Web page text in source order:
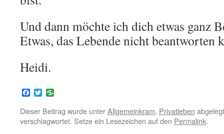
Und dann möchte ich dich etwas ganz
Etwas, das Lebende nicht beantworten
Heidi.
Facebook
Twitter
Dieser Beitrag wurde unterAllgemeinkram, Privatleben
verschlagwortet. Setze ein Lesezeichen auf den Permalink.